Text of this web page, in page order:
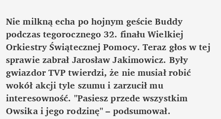
Nie milkną echa po hojnym geście Buddy
podczas tegorocznego 32. finału Wielkiej
Orkiestry Świątecznej Pomocy. Teraz głos w tej
sprawie zabrał Jarosław Jakimowicz. Były
gwiazdor TVP twierdzi, że nie musiał robić
wokół akcji tyle szumu i zarzucił mu
interesowność. "Pasiesz przede wszystkim
Owsika i jego rodzinę" – podsumował.